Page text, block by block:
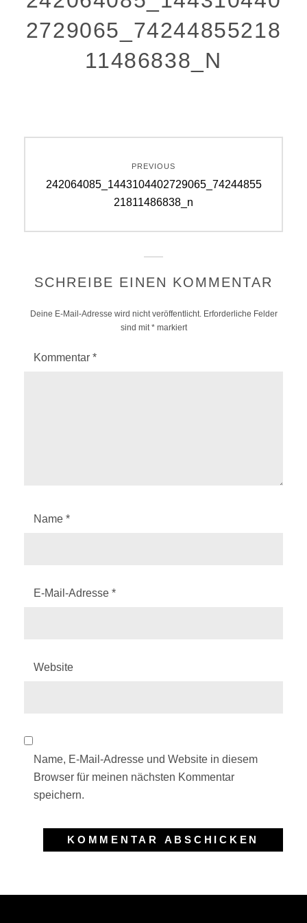
2729065_74244855218
11486838_N
PREVIOUS
Previous
242064085_1443104402729065_74244855
21811486838_n
SCHREIBE EINEN KOMMENTAR
Deine E-Mail-Adresse wird nicht veröffentlicht. Erforderliche Felder
sind mit*markiert
Kommentar *
Name *
E-Mail-Adresse *
Website
Name, E-Mail-Adresse und Website in diesem
Browser für meinen nächsten Kommentar
speichern.